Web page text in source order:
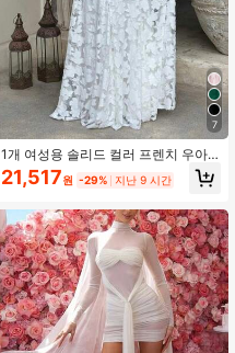
7
1개 여성용 솔리드 컬러 프렌치 우아
한 캐미솔 하이웨스트 드레스 파티 여
름 화이트
21,517원 -29% 지난 9 시간